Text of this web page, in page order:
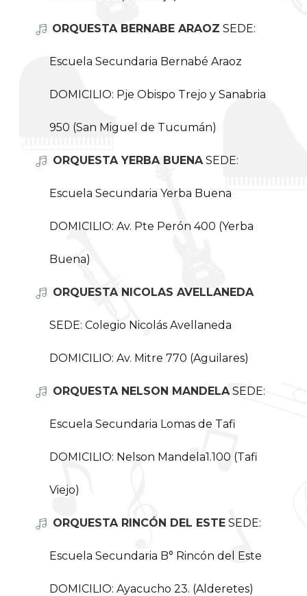
ORQUESTA BERNABE ARAOZ SEDE:
Escuela Secundaria Bernabé Araoz
DOMICILIO: Pje Obispo Trejo y Sanabria
950 (San Miguel de Tucumán)
ORQUESTA YERBA BUENASEDE:
Escuela Secundaria Yerba Buena
DOMICILIO: Av. Pte Perón 400 (Yerba
Buena)
ORQUESTA NICOLAS AVELLANEDA
SEDE: Colegio Nicolás Avellaneda
DOMICILIO: Av. Mitre 770 (Aguilares)
ORQUESTA NELSON MANDELASEDE:
Escuela Secundaria Lomas de Tafi
DOMICILIO: Nelson Mandela1.100 (Tafi
Viejo)
ORQUESTA RINCÓN DEL ESTESEDE:
Escuela Secundaria B° Rincón del Este
DOMICILIO: Ayacucho 23. (Alderetes)